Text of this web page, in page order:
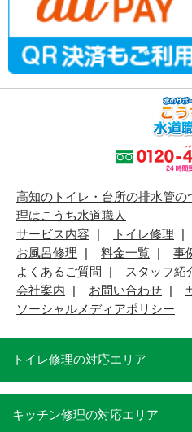
高知のトイレ・台所の排水管
理はこうち水道職人
サービス内容
トイレ修理
お風呂修理
料金一覧
事
よくあるご質問
スタッフ紹
会社案内
お問い合わせ
ソーシャルメディアポリシー
トイレ修理の対応エリア
キッチン修理の対応エリア